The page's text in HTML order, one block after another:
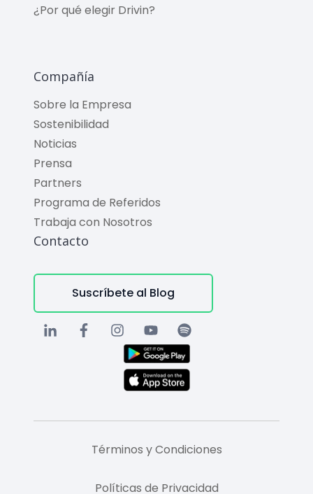
¿Por qué elegir Drivin?
Compañía
Sobre la Empresa
Sostenibilidad
Noticias
Prensa
Partners
Programa de Referidos
Trabaja con Nosotros
Contacto
Suscríbete al Blog
Términos y Condiciones
Políticas de Privacidad